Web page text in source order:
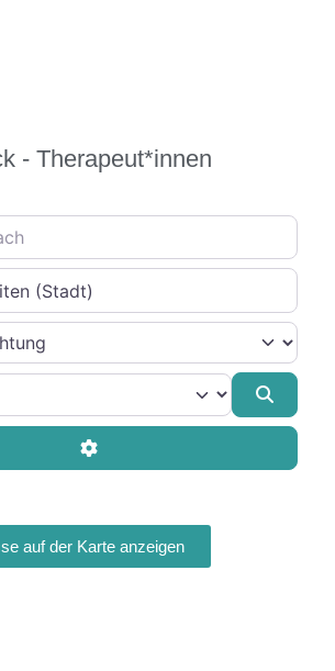
- Therapeut*innen
Advanced Filters
auf der Karte anzeigen